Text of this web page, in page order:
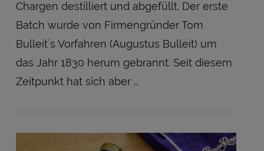
VIEW POST
Chargen destilliert und abgefüllt. Der erste
Batch wurde von Firmengründer Tom
Bulleit`s Vorfahren (Augustus Bulleit) um
das Jahr 1830 herum gebrannt. Seit diesem
Zeitpunkt hat sich aber …